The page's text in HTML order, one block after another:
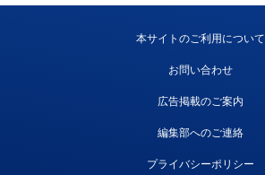
本サイトのご利用について
お問い合わせ
広告掲載のご案内
編集部へのご連絡
プライバシーポリシー